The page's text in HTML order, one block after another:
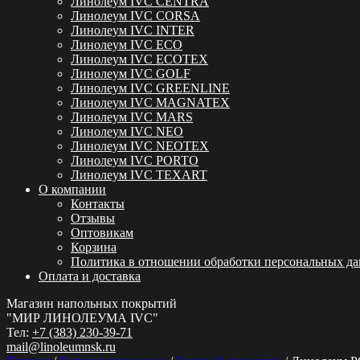
Линолеум IVC CORSA
Линолеум IVC INTER
Линолеум IVC ECO
Линолеум IVC ECOTEX
Линолеум IVC GOLF
Линолеум IVC GREENLINE
Линолеум IVC MAGNATEX
Линолеум IVC MARS
Линолеум IVC NEO
Линолеум IVC NEOTEX
Линолеум IVC PORTO
Линолеум IVC TEXART
О компании
Контакты
Отзывы
Оптовикам
Корзина
Политика в отношении обработки персональных
Оплата и доставка
Магазин напольных покрытий
"МИР ЛИНОЛЕУМА IVC"
Тел: +7 (383) 230-39-71
mail@linoleumnsk.ru